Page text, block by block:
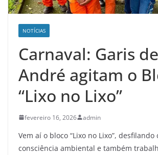
NOTÍCIAS
Carnaval: Garis
André agitam o
“Lixo no Lixo”
fevereiro 16, 2026 admin
Vem aí o bloco “Lixo no Lixo”, desfilando
consciência ambiental e também